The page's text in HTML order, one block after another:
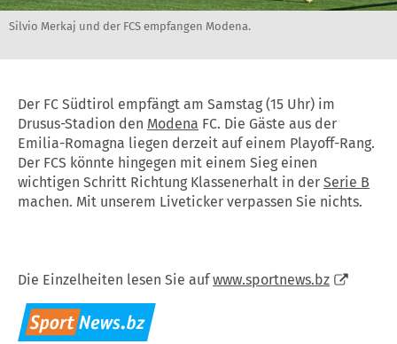
Silvio Merkaj und der FCS empfangen Modena.
Der FC Südtirol empfängt am Samstag (15 Uhr) im
Drusus-Stadion den Modena FC. Die Gäste aus der
Emilia-Romagna liegen derzeit auf einem Playoff-Rang.
Der FCS könnte hingegen mit einem Sieg einen
wichtigen Schritt Richtung Klassenerhalt in der Serie B
machen. Mit unserem Liveticker verpassen Sie nichts.
Die Einzelheiten lesen Sie aufwww.sportnews.bz